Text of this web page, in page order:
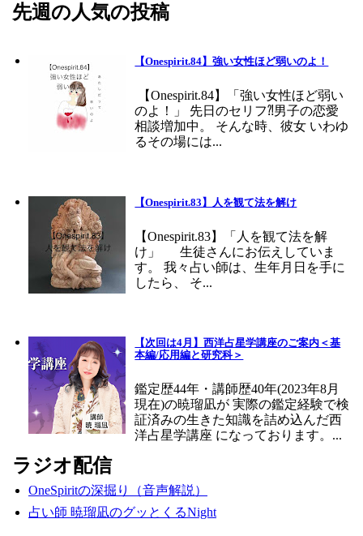
先週の人気の投稿
【Onespirit.84】強い女性ほど弱いのよ！
【Onespirit.84】「強い女性ほど弱い
のよ！」 先日のセリフ⁈男子の恋愛
相談増加中。 そんな時、彼女 いわゆ
るその場には...
【Onespirit.83】人を観て法を解け
【Onespirit.83】「人を観て法を解
け」 生徒さんにお伝えしていま
す。 我々占い師は、生年月日を手に
したら、 そ...
【次回は4月】西洋占星学講座のご案内＜基
本編/応用編と研究科＞
鑑定歴44年・講師歴40年(2023年8月
現在)の暁瑠凪が 実際の鑑定経験で検
証済みの生きた知識を詰め込んだ西
洋占星学講座 になっております。...
ラジオ配信
OneSpiritの深掘り（音声解説）
占い師 暁瑠凪のグッとくるNight